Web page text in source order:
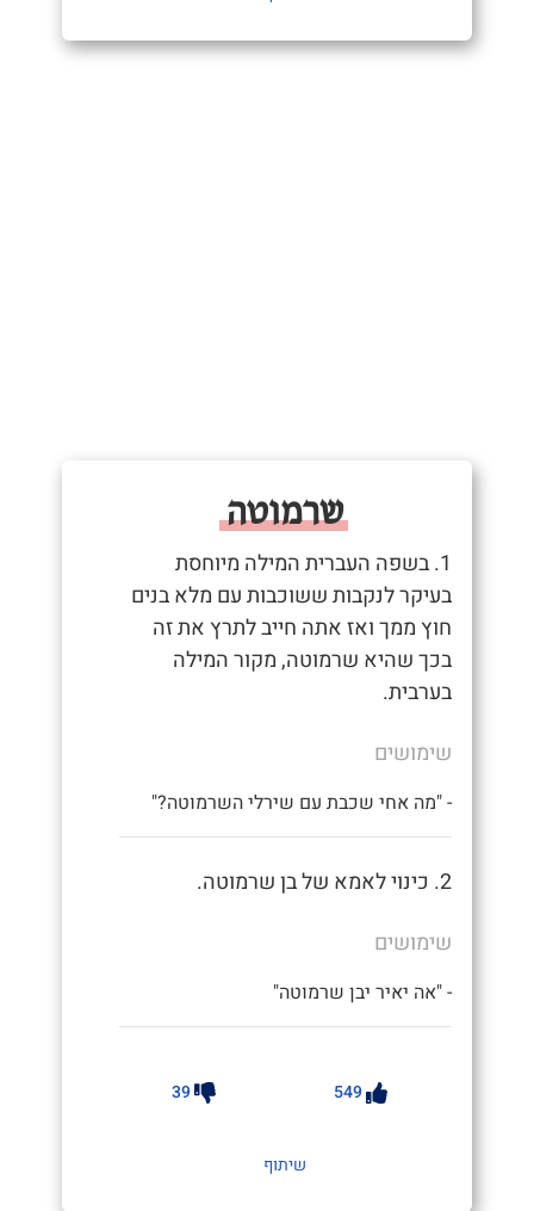
שרמוטה
1. בשפה העברית המילה מיוחסת
בעיקר לנקבות ששוכבות עם מלא בנים
חוץ ממך ואז אתה חייב לתרץ את זה
בכך שהיא שרמוטה, מקור המילה
בערבית.
שימושים
- "מה אחי שכבת עם שירלי השרמוטה?"
2. כינוי לאמא של בן שרמוטה.
שימושים
- "אה יאיר יבן שרמוטה"
549
39
שיתוף